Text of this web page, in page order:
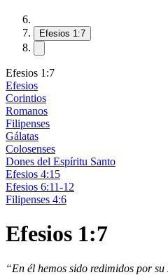
Efesios 1:7
Efesios 1:7
Efesios
Corintios
Romanos
Filipenses
Gálatas
Colosenses
Dones del Espíritu Santo
Efesios 4:15
Efesios 6:11-12
Filipenses 4:6
Efesios 1:7
“En él hemos sido redimidos por